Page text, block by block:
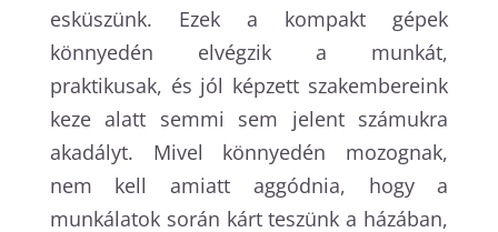
esküszünk. Ezek a kompakt gépek
könnyedén elvégzik a munkát,
praktikusak, és jól képzett szakembereink
keze alatt semmi sem jelent számukra
akadályt. Mivel könnyedén mozognak,
nem kell amiatt aggódnia, hogy a
munkálatok során kárt teszünk a házában,